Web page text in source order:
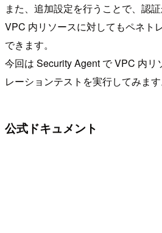
また、追加設定を行うことで、認
VPC 内リソースに対してもペネト
できます。
今回は Security Agent で VPC 内リ
レーションテストを実行してみます
公式ドキュメント